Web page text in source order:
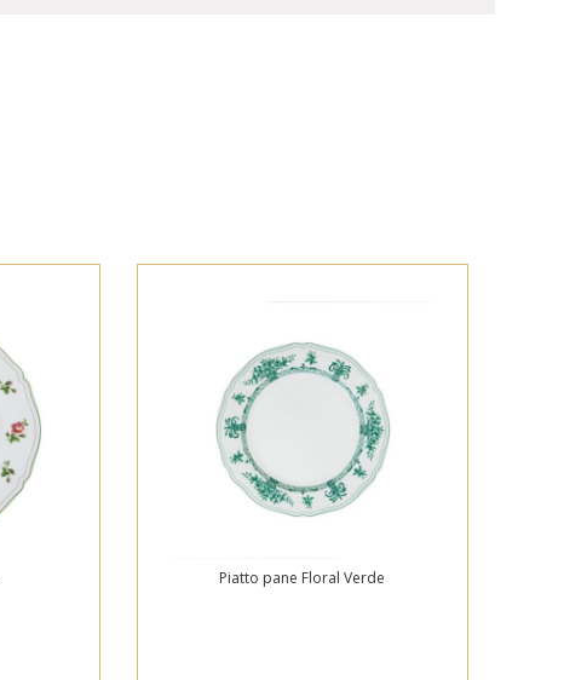
Piatto pane Floral Verde